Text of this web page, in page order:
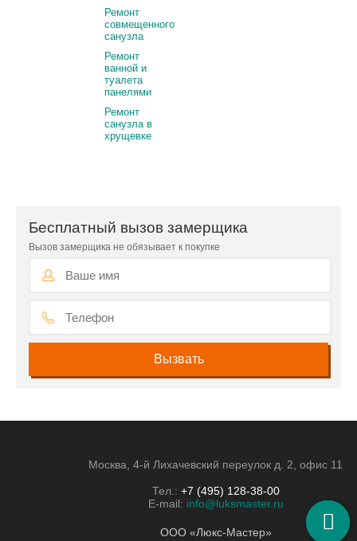
Ремонт
совмещенного
санузла
Ремонт
ванной и
туалета
панелями
Ремонт
санузла в
хрущевке
Бесплатный вызов замерщика
Вызов замерщика не обязывает к покупке
Москва, 4-й Лихачевский переулок д. 2, офис 11
Тел.: +7 (495) 128-38-00
E-mail: info@luksmaster.ru
ООО «Люкс-Мастер»